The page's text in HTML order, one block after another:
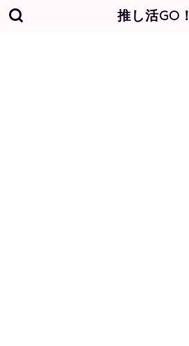
推し活GO！